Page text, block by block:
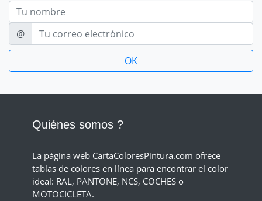
Nom
E-mail
@
Quiénes somos ?
La página web CartaColoresPintura.com ofrece
tablas de colores en línea para encontrar el color
ideal: RAL, PANTONE, NCS, COCHES o
MOTOCICLETA.